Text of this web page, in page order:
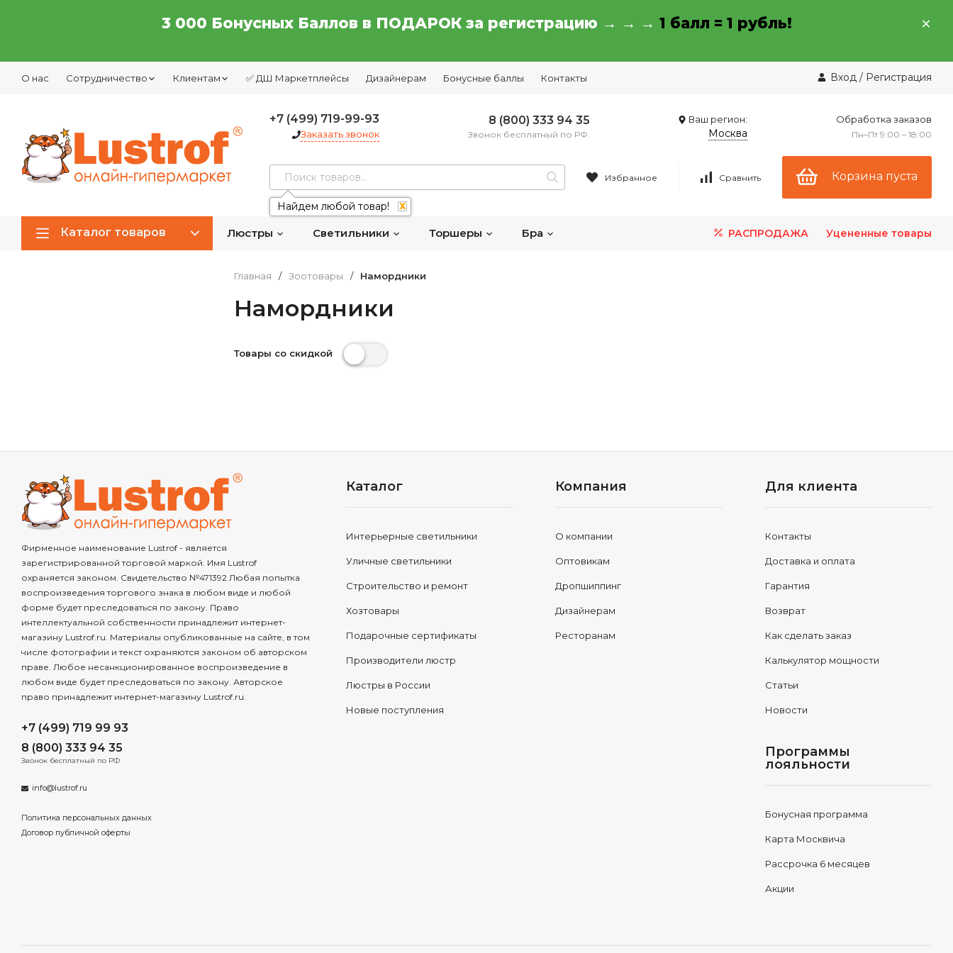
3 000 Бонусных Баллов в ПОДАРОК за регистрацию → → → 1 балл = 1 рубль!
О нас Сотрудничество Клиентам ✅ ДШ Маркетплейсы Дизайнерам Бонусные баллы Контакты Вход / Регистрация
+7 (499) 719-99-93
Заказать звонок
8 (800) 333 94 35
Звонок бесплатный по РФ.
Ваш регион:
Москва
Обработка заказов
Пн–Пт 9:00 – 18:00
Найдем любой товар! X
Избранное Сравнить Корзина пуста
Каталог товаров Люстры Светильники Торшеры Бра РАСПРОДАЖА Уцененные товары
Главная / Зоотовары / Намордники
Намордники
Товары со скидкой
Фирменное наименование Lustrof - является
зарегистрированной торговой маркой. Имя Lustrof
охраняется законом. Свидетельство №471392 Любая попытка
воспроизведения торгового знака в любом виде и любой
форме будет преследоваться по закону. Право
интеллектуальной собственности принадлежит интернет-
магазину Lustrof.ru. Материалы опубликованные на сайте, в том
числе фотографии и текст охраняются законом об авторском
праве. Любое несанкционированное воспроизведение в
любом виде будет преследоваться по закону. Авторское
право принадлежит интернет-магазину Lustrof.ru.
+7 (499) 719 99 93
8 (800) 333 94 35
Звонок бесплатный по РФ
info@lustrof.ru
Политика персональных данных
Договор публичной оферты
Каталог
Интерьерные светильники
Уличные светильники
Строительство и ремонт
Хозтовары
Подарочные сертификаты
Производители люстр
Люстры в России
Новые поступления
Компания
О компании
Оптовикам
Дропшиппинг
Дизайнерам
Ресторанам
Для клиента
Контакты
Доставка и оплата
Гарантия
Возврат
Как сделать заказ
Калькулятор мощности
Статьи
Новости
Программы
лояльности
Бонусная программа
Карта Москвича
Рассрочка 6 месяцев
Акции